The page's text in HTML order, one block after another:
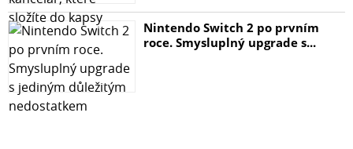
Nintendo Switch 2 po prvním
roce. Smysluplný upgrade s...